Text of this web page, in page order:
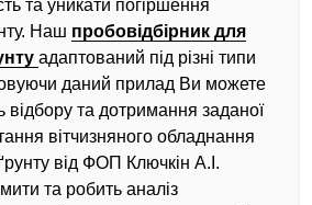
та уникати погіршення
Наш пробовідбірник для
адаптований під різні типи
даний прилад Ви можете
відбору та дотримання заданої
вітчизняного обладнання
від ФОП Ключкін А.І.
та робить аналіз